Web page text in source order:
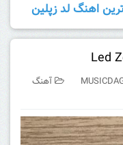
اهنگ لد زپلین
آهنگ